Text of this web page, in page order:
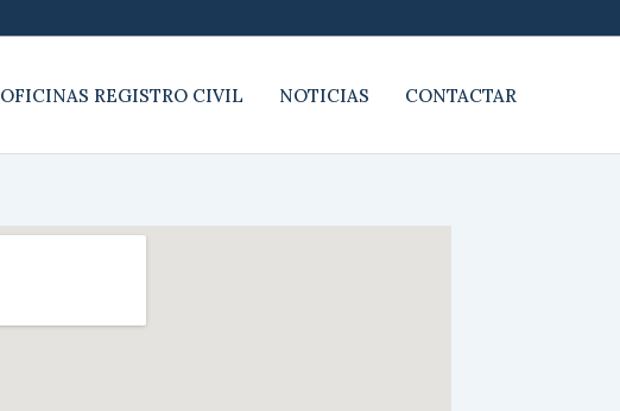
OFICINAS REGISTRO CIVIL NOTICIAS CONTACTAR